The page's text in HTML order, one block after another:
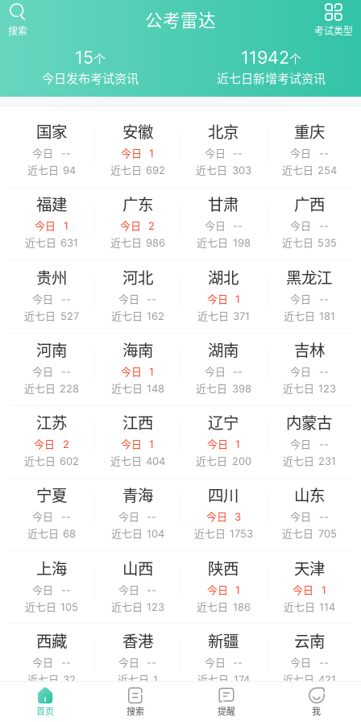
搜索
公考雷达
考试类型
首页 搜索 提醒 我
15个
今日发布考试资讯
11942个
近七日新增考试资讯
国家
今日
--
近七日 94
安徽
今日
1
近七日 692
北京
今日
--
近七日 303
重庆
今日
--
近七日 254
福建
今日
1
近七日 631
广东
今日
2
近七日 986
甘肃
今日
--
近七日 198
广西
今日
--
近七日 535
贵州
今日
--
近七日 527
河北
今日
--
近七日 162
湖北
今日
1
近七日 371
黑龙江
今日
--
近七日 181
河南
今日
--
近七日 228
海南
今日
1
近七日 148
湖南
今日
--
近七日 398
吉林
今日
--
近七日 123
江苏
今日
2
近七日 602
江西
今日
1
近七日 404
辽宁
今日
1
近七日 200
内蒙古
今日
--
近七日 231
宁夏
今日
--
近七日 68
青海
今日
--
近七日 104
四川
今日
3
近七日 1753
山东
今日
--
近七日 705
上海
今日
--
近七日 105
山西
今日
--
近七日 123
陕西
今日
1
近七日 186
天津
今日
1
近七日 114
西藏
今日
--
近七日 32
香港
今日
--
近七日 1
新疆
今日
--
近七日 174
云南
今日
--
近七日 421
浙江 澳门 台湾